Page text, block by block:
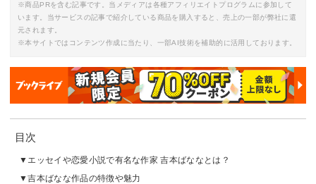
※商品PRを含む記事です。当メディアは各種アフィリエイトプログラムに参加して
います。当サービスの記事で紹介している商品を購入すると、売上の一部が弊社に還
元されます。
※本サイトではコンテンツ作成に当たり、一部AI技術を補助的に活用しております。
目次
エッセイや恋愛小説で有名な作家 吉本ばななとは？
吉本ばなな作品の特徴や魅力